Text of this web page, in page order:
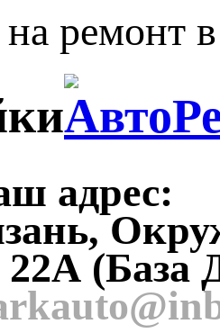
ремонт
адрес:
22А (База